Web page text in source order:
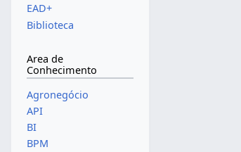
EAD+
Biblioteca
Area de
Conhecimento
Agronegócio
API
BI
BPM